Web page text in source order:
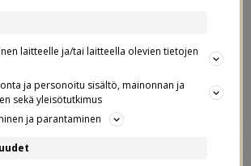
vaatekaappi: Mitä
ja miksi
olen näitä vaatekaappipostauksia
tullut toiveita isompien lasten
laitteelle ja/tai laitteella olevien tietojen
ja personoitu sisältö, mainonnan ja
sekä yleisötutkimus
ja parantaminen